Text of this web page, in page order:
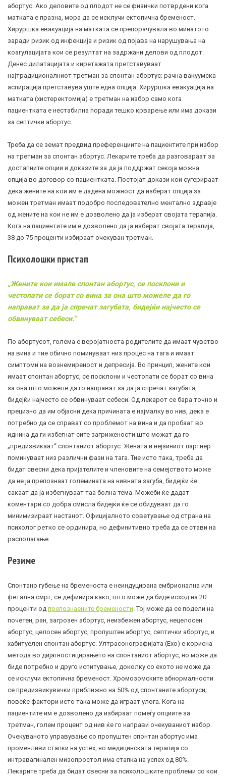
абортус. Ако деловите од плодот не се физички потврдени кога
матката е празна, мора да се исклучи ектопична бременост.
Хируршка евакуација на матката се препорачувала во минатото
заради ризик од инфекција и ризик од појава на нарушувања на
коагулацијата кои се резултат на задржани делови од плодот.
Денес дилатацијата и киретажата претставуваат
најтрадиционалниот третман за спонтан абортус; рачна вакуумска
аспирација претставува уште една опција. Хируршка евакуација на
матката (хистеректомија) е третман на избор само кога
пациентката е нестабилна поради тешко крварење или има докази
за септички абортус.
Треба да се земат предвид преференциите на пациентите при избор
на третман за спонтан абортус. Лекарите треба да разговараат за
достапните опции и доказите за да ја поддржат секоја можна
опција во договор со пациентката. Постојат докази кои сугерираат
дека жените на кои им е дадена можност да изберат опција за
можен третман имаат подобро последователно ментално здравје
од жените на кои не им е дозволено да ја изберат својата терапија.
Кога на пациентите им е дозволено да ја изберат својата терапија,
38 до 75 проценти избираат очекуван третман.
Психолошки пристап
„Жените кои имале спонтан абортус, се посклони и
честопати се борат со вина за она што можеле да го
направат за да ја спречат загубата, бидејќи најчесто се
обвинуваат себеси.“
По абортусот, голема е веројатноста родителите да имаат чувство
на вина и тие обично поминуваат низ процес на тага и имаат
симптоми на вознемиреност и депресија. Во принцип, жените кои
имаат спонтан абортус, се посклони и честопати се борат со вина
за она што можеле да го направат за да ја спречат загубата,
бидејќи најчесто се обвинуваат себеси. Од лекарот се бара точно и
прецизно да им објасни дека причината е најмалку во нив, дека е
потребно да се справат со проблемот на вина и да пробаат во
иднина да ги избегнат сите загрижености што можат да го
„предизвикаат“ спонтаниот абортус. Жената и нејзиниот партнер
поминуваат низ различни фази на тага. Тие исто така, треба да
бидат свесни дека пријателите и членовите на семејството може
да не ја препознаат големината на нивната загуба, бидејќи ќе
сакаат да ја избегнуваат таа болна тема. Можеби ќе дадат
коментари со добра смисла бидејќи ќе се обидуваат да го
минимизираат настанот. Официјалното советување од страна на
психолог ретко се ординира, но дефинитивно треба да се стави на
располагање.
Резиме
Спонтано губење на бременоста е неиндуцирана ембрионална или
фетална смрт, се дефинира како, што може да биде исход на 20
проценти од препознаените бремености . Тој може да се подели на
почетен, ран, загрозен абортус, неизбежен абортус, нецелосен
абортус, целосен абортус, пропуштен абортус, септички абортус, и
хабитуелен спонтан абортус. Ултрасонографијата (Ехо) е корисна
метода во дијагностицирањето на спонтаниот абортус, но може да
биде потребно и друго испитување, доколку со ехото не може да
се исклучи ектопична бременост. Хромозомските абнормалности
се предизвикувачки приближно на 50% од спонтаните абортуси;
повеќе фактори исто така може да играат улога. Кога на
пациентите им е дозволено да избираат помеѓу опциите за
третман, голем процент од нив ќе го направи очекуваниот избор.
Очекуваното управување со пропуштен спонтан абортус има
променливи стапки на успех, но медицинската терапија со
интравагинален мизопростол има стапка на успех од 80%.
Лекарите треба да бидат свесни за психолошките проблеми со кои